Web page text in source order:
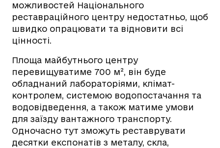
можливостей Національного
реставраційного центру недостатньо, щоб
швидко опрацювати та відновити всі
цінності.
Площа майбутнього центру
перевищуватиме 700 м², він буде
обладнаний лабораторіями, клімат-
контролем, системою водопостачання та
водовідведення, а також матиме умови
для заїзду вантажного транспорту.
Одночасно тут зможуть реставрувати
десятки експонатів з металу, скла,